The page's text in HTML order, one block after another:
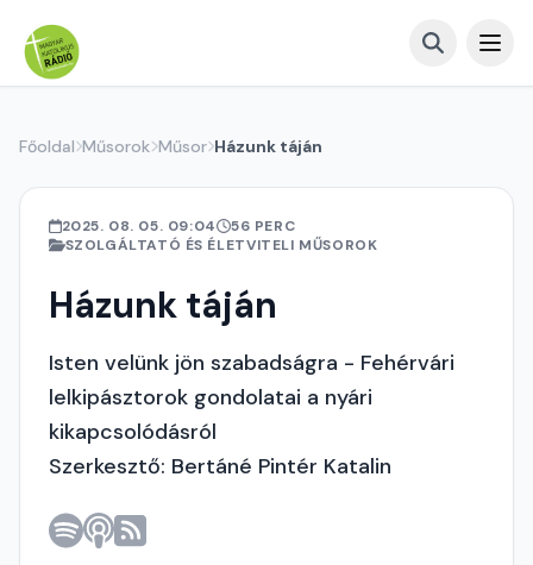
Főoldal Műsorok Műsor Házunk táján
2025. 08. 05. 09:04
56 PERC
SZOLGÁLTATÓ ÉS ÉLETVITELI MŰSOROK
Házunk táján
Isten velünk jön szabadságra - Fehérvári
lelkipásztorok gondolatai a nyári
kikapcsolódásról
Szerkesztő: Bertáné Pintér Katalin